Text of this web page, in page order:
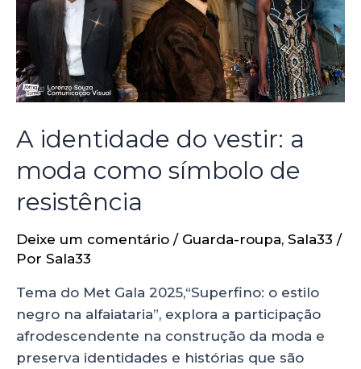
A identidade do vestir: a
moda como símbolo de
resistência
Deixe um comentário / Guarda-roupa, Sala33 /
Por Sala33
Tema do Met Gala 2025,“Superfino: o estilo
negro na alfaiataria”, explora a participação
afrodescendente na construção da moda e
preserva identidades e histórias que são